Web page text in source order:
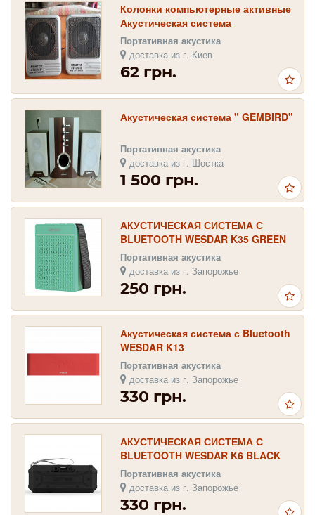
Колонки компьютерные активные
Акустическая система
БЕСПЛАТНАЯ доставка
Портативная акустика
доставка из г. Киев
62 грн.
Акустическая система " GEMBIRD"
Портативная акустика
доставка из г. Шостка
1 500 грн.
АКУСТИЧЕСКАЯ СИСТЕМА С
BLUETOOTH WESDAR K35 GREEN
Портативная акустика
доставка из г. Запорожье
250 грн.
Акустическая система с Bluetooth
WESDAR K13
Портативная акустика
доставка из г. Запорожье
330 грн.
АКУСТИЧЕСКАЯ СИСТЕМА С
BLUETOOTH WESDAR K6 BLACK
Портативная акустика
доставка из г. Запорожье
330 грн.